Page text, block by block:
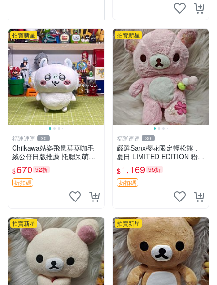
拍賣新星
福運連連 30
Chiikawa站姿飛鼠莫莫咖毛
絨公仔日版推薦 托腮呆萌可
愛 15cm豆袋底部 當代嚴選
毛絨玩具 公仔 莫莫卡 像人
$670 92折
折扣碼
拍賣新星
福運連連 30
嚴選Sanx櫻花限定輕松熊，
夏日 LIMITED EDITION 粉色
毛絨熊，背有拉鏈設計，肚內
填充豆袋，精致工藝呈現，狀
態如新，適合收藏與送人 櫻
$1,169 95折
折扣碼
拍賣新星 拍賣新星